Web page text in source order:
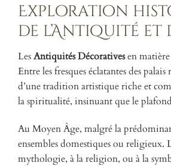
Exploration
de l’Antiquité et
LesAntiquités Décorativesen matière
Entre les fresques éclatantes des
d’une tradition artistique riche et
la spiritualité, insinuant que le
Au Moyen Âge, malgré la
ensembles domestiques ou religieux.
mythologie, à la religion, ou à la